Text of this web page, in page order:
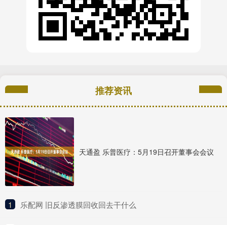
推荐资讯
天通盈 乐普医疗：5月19日召开董事会会议
1 ​乐配网 旧反渗透膜回收回去干什么